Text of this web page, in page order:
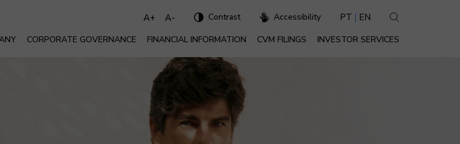
A+ A- Contrast Accessibility PT EN
CORPORATE GOVERNANCE FINANCIAL INFORMATION CVM FILINGS INVESTOR SERVICES